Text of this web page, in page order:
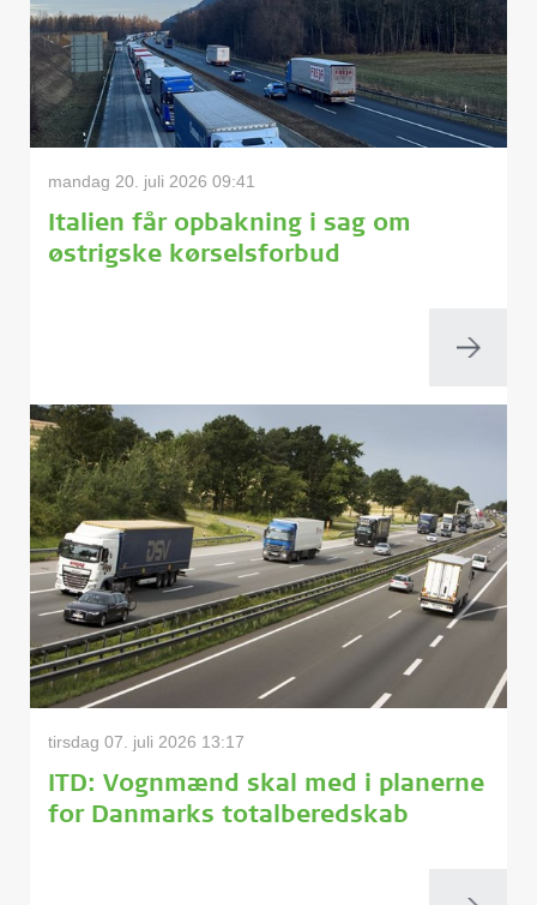
mandag 20. juli 2026 09:41
Italien får opbakning i sag om
østrigske kørselsforbud
tirsdag 07. juli 2026 13:17
ITD: Vognmænd skal med i planerne
for Danmarks totalberedskab